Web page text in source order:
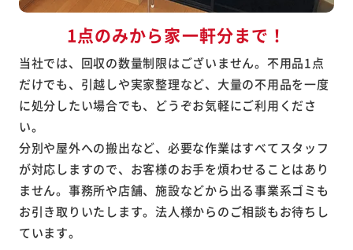
1点のみから家一軒分まで！
当社では、回収の数量制限はございません。不用品1点
だけでも、引越しや実家整理など、大量の不用品を一度
に処分したい場合でも、どうぞお気軽にご利用くださ
い。
分別や屋外への搬出など、必要な作業はすべてスタッフ
が対応しますので、お客様のお手を煩わせることはあり
ません。事務所や店舗、施設などから出る事業系ゴミも
お引き取りいたします。法人様からのご相談もお待ちし
ています。